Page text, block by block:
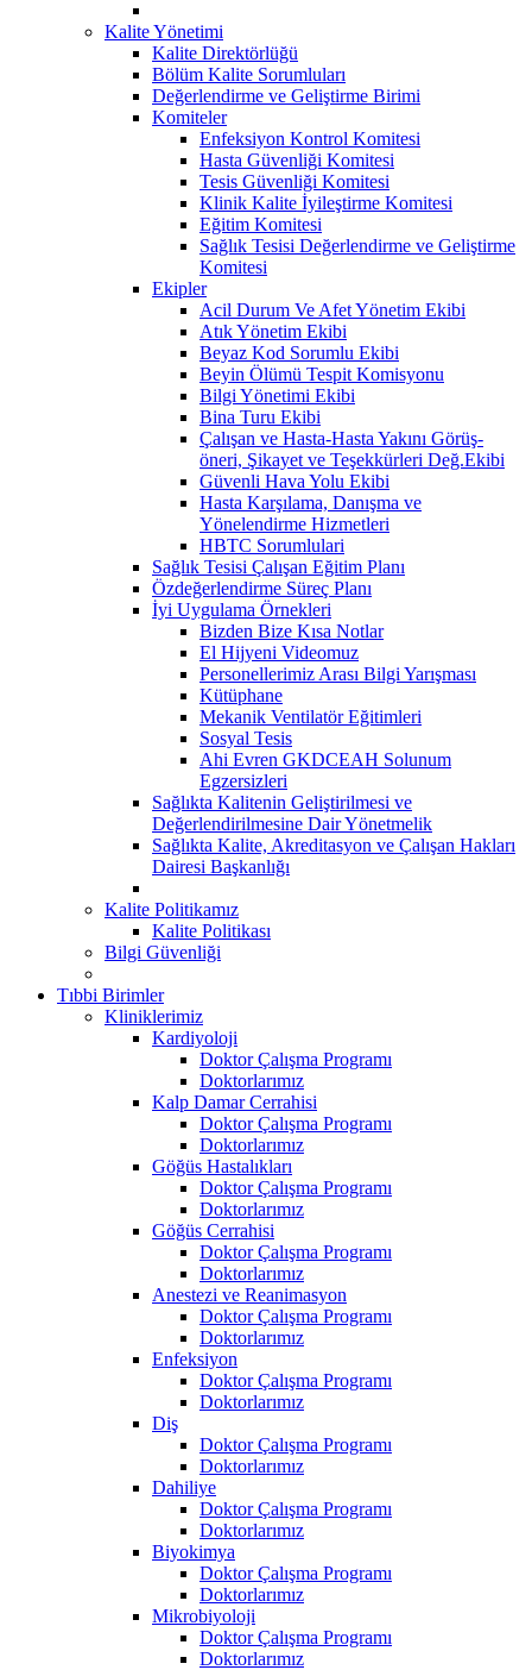
Kalite Yönetimi
Kalite Direktörlüğü
Bölüm Kalite Sorumluları
Değerlendirme ve Geliştirme Birimi
Komiteler
Enfeksiyon Kontrol Komitesi
Hasta Güvenliği Komitesi
Tesis Güvenliği Komitesi
Klinik Kalite İyileştirme Komitesi
Eğitim Komitesi
Sağlık Tesisi Değerlendirme ve Geliştirme
Komitesi
Ekipler
Acil Durum Ve Afet Yönetim Ekibi
Atık Yönetim Ekibi
Beyaz Kod Sorumlu Ekibi
Beyin Ölümü Tespit Komisyonu
Bilgi Yönetimi Ekibi
Bina Turu Ekibi
Çalışan ve Hasta-Hasta Yakını Görüş-
öneri, Şikayet ve Teşekkürleri Değ.Ekibi
Güvenli Hava Yolu Ekibi
Hasta Karşılama, Danışma ve
Yönelendirme Hizmetleri
HBTC Sorumlulari
Sağlık Tesisi Çalışan Eğitim Planı
Özdeğerlendirme Süreç Planı
İyi Uygulama Örnekleri
Bizden Bize Kısa Notlar
El Hijyeni Videomuz
Personellerimiz Arası Bilgi Yarışması
Kütüphane
Mekanik Ventilatör Eğitimleri
Sosyal Tesis
Ahi Evren GKDCEAH Solunum
Egzersizleri
Sağlıkta Kalitenin Geliştirilmesi ve
Değerlendirilmesine Dair Yönetmelik
Sağlıkta Kalite, Akreditasyon ve Çalışan Hakları
Dairesi Başkanlığı
Kalite Politikamız
Kalite Politikası
Bilgi Güvenliği
Tıbbi Birimler
Kliniklerimiz
Kardiyoloji
Doktor Çalışma Programı
Doktorlarımız
Kalp Damar Cerrahisi
Doktor Çalışma Programı
Doktorlarımız
Göğüs Hastalıkları
Doktor Çalışma Programı
Doktorlarımız
Göğüs Cerrahisi
Doktor Çalışma Programı
Doktorlarımız
Anestezi ve Reanimasyon
Doktor Çalışma Programı
Doktorlarımız
Enfeksiyon
Doktor Çalışma Programı
Doktorlarımız
Diş
Doktor Çalışma Programı
Doktorlarımız
Dahiliye
Doktor Çalışma Programı
Doktorlarımız
Biyokimya
Doktor Çalışma Programı
Doktorlarımız
Mikrobiyoloji
Doktor Çalışma Programı
Doktorlarımız